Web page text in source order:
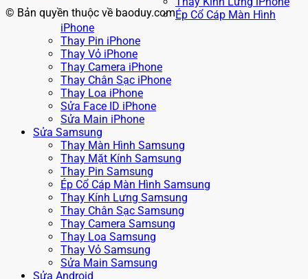
© Bản quyền thuộc về baoduy.comÉp Cổ Cáp Màn Hình
iPhone
Thay Pin iPhone
Thay Vỏ iPhone
Thay Camera iPhone
Thay Chân Sạc iPhone
Thay Loa iPhone
Sửa Face ID iPhone
Sửa Main iPhone
Sửa Samsung
Thay Màn Hình Samsung
Thay Mặt Kính Samsung
Thay Pin Samsung
Ép Cổ Cáp Màn Hình Samsung
Thay Kính Lưng Samsung
Thay Chân Sạc Samsung
Thay Camera Samsung
Thay Loa Samsung
Thay Vỏ Samsung
Sửa Main Samsung
Sửa Android